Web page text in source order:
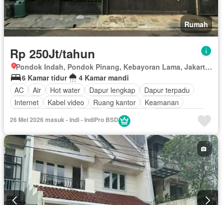
Rumah
Rp 250Jt/tahun
Pondok Indah, Pondok Pinang, Kebayoran Lama, Jakarta Selatan, Daerah Khusus Ibukota Jakarta
6 Kamar tidur
4 Kamar mandi
AC
Air Hot water Dapur lengkap
Dapur terpadu
Internet
Kabel video Ruang kantor
Keamanan
Fully fenced
Secure parking
Garasi
26 Mei 2026 masuk - Indi - IndiPro BSD